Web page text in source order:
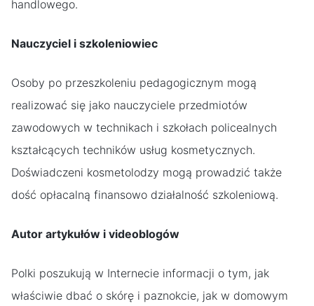
handlowego.
Nauczyciel i szkoleniowiec
Osoby po przeszkoleniu pedagogicznym mogą
realizować się jako nauczyciele przedmiotów
zawodowych w technikach i szkołach policealnych
kształcących techników usług kosmetycznych.
Doświadczeni kosmetolodzy mogą prowadzić także
dość opłacalną finansowo działalność szkoleniową.
Autor artykułów i videoblogów
Polki poszukują w Internecie informacji o tym, jak
właściwie dbać o skórę i paznokcie, jak w domowym